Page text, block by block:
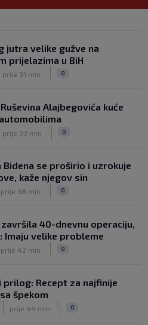
je ostalo po strani: Real
oglasio nakon teškog
Messija
jutra velike gužve na
prijelazima u BiH
prije 31 min 0
Alajbegovića kuće
prije 33 min 0
Bidena se proširio i uzrokuje
kaže njegov sin
prije 38 min 0
završila 40-dnevnu operaciju,
Imaju velike probleme
prije 42 min 0
prilog: Recept za najfinije
špekom
prije 44 min 0